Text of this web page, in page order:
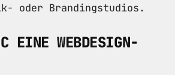
oder Brandingstudios.
EINE WEBDESIGN-